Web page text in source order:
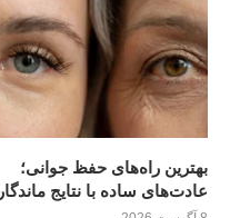
بهترین راه‌های حفظ جوانی؛
عادت‌های ساده با نتایج ماندگار